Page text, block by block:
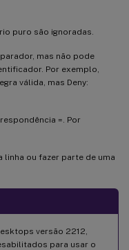
puro são ignoradas.
mas não pode
Por exemplo,
válida, mas Deny:
=. Por
linha ou fazer parte de uma
versão 2212,
para usar o